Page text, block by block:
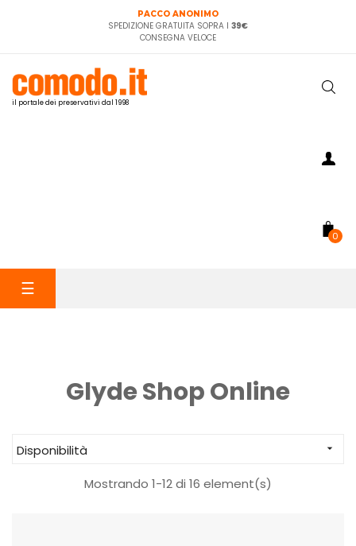
PACCO ANONIMO
SPEDIZIONE GRATUITA SOPRA I 39€
CONSEGNA VELOCE
il portale dei preservativi dal 1998
0
navigazione
☰
Glyde Shop Online
Disponibilità 
Mostrando 1-12 di 16 element(s)